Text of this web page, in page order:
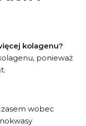
kolagenu?
ponieważ
wobec